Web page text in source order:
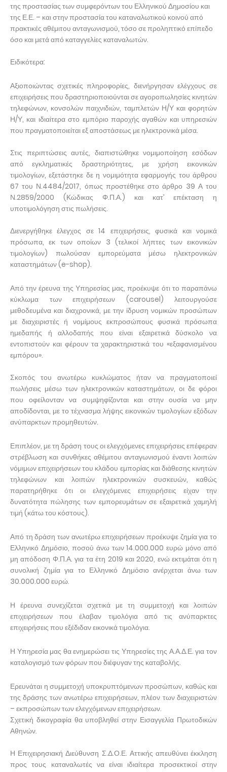
της προστασίας των συμφερόντων του Ελληνικού Δημοσίου και
της Ε.Ε. – και στην προστασία του καταναλωτικού κοινού από
πρακτικές αθέμιτου ανταγωνισμού, τόσο σε προληπτικό επίπεδο
όσο και μετά από καταγγελίες καταναλωτών.
Ειδικότερα:
Αξιοποιώντας σχετικές πληροφορίες, διενήργησαν ελέγχους σε
επιχειρήσεις που δραστηριοποιούνται σε αγοροπωλησίες κινητών
τηλεφώνων, κονσολών παιχνιδιών, ταμπλετών Η/Υ και φορητών
Η/Υ, και ιδιαίτερα στο εμπόριο παροχής αγαθών και υπηρεσιών
που πραγματοποιείται εξ αποστάσεως με ηλεκτρονικά μέσα.
Στις περιπτώσεις αυτές, διαπιστώθηκε νομιμοποίηση εσόδων
από εγκληματικές δραστηριότητες, με χρήση εικονικών
τιμολογίων, εξετάστηκε δε η νομιμότητα εφαρμογής του άρθρου
67 του Ν.4484/2017, όπως προστέθηκε στο άρθρο 39 Α του
Ν.2859/2000 (Κώδικας Φ.Π.Α.) και κατ’ επέκταση η
υποτιμολόγηση στις πωλήσεις.
Διενεργήθηκε έλεγχος σε 14 επιχειρήσεις, φυσικά και νομικά
πρόσωπα, εκ των οποίων 3 (τελικοί λήπτες των εικονικών
τιμολογίων) πωλούσαν εμπορεύματα μέσω ηλεκτρονικών
καταστημάτων (e-shop).
Από την έρευνα της Υπηρεσίας μας, προέκυψε ότι το παραπάνω
κύκλωμα των επιχειρήσεων (carousel) λειτουργούσε
μεθοδευμένα και διαχρονικά, με την ίδρυση νομικών προσώπων
με διαχειριστές ή νομίμους εκπροσώπους φυσικά πρόσωπα
ημεδαπής ή αλλοδαπής που είναι εξαιρετικά δύσκολο να
εντοπιστούν και φέρουν τα χαρακτηριστικά του «εξαφανισμένου
εμπόρου».
Σκοπός του ανωτέρω κυκλώματος ήταν να πραγματοποιεί
πωλήσεις μέσω των ηλεκτρονικών καταστημάτων, οι δε φόροι
που οφείλονταν να συμψηφίζονται και στην ουσία να μην
αποδίδονται, με το τέχνασμα λήψης εικονικών τιμολογίων εξόδων
ανύπαρκτων προμηθευτών.
Επιπλέον, με τη δράση τους οι ελεγχόμενες επιχειρήσεις επέφεραν
στρέβλωση και συνθήκες αθέμιτου ανταγωνισμού έναντι λοιπών
νόμιμων επιχειρήσεων του κλάδου εμπορίας και διάθεσης κινητών
τηλεφώνων και λοιπών ηλεκτρονικών συσκευών, καθώς
παρατηρήθηκε ότι οι ελεγχόμενες επιχειρήσεις είχαν την
δυνατότητα πώλησης των εμπορευμάτων σε εξαιρετικά χαμηλή
τιμή (κάτω του κόστους).
Από τη δράση των ανωτέρω επιχειρήσεων προέκυψε ζημία για το
Ελληνικό Δημόσιο, ποσού άνω των 14.000.000 ευρώ μόνο από
μη απόδοση Φ.Π.Α. για τα έτη 2019 και 2020, ενώ εκτιμάται ότι η
συνολική ζημία για το Ελληνικό Δημόσιο ανέρχεται άνω των
30.000.000 ευρώ.
Η έρευνα συνεχίζεται σχετικά με τη συμμετοχή και λοιπών
επιχειρήσεων που έλαβαν τιμολόγια από τις ανύπαρκτες
επιχειρήσεις που εξέδιδαν εικονικά τιμολόγια.
Η Υπηρεσία μας θα ενημερώσει τις Υπηρεσίες της Α.Α.Δ.Ε. για τον
καταλογισμό των φόρων που διέφυγαν της καταβολής.
Ερευνάται η συμμετοχή υποκρυπτόμενων προσώπων, καθώς και
της δράσης των ανωτέρω επιχειρήσεων, πλέον των διαχειριστών
– εκπροσώπων των ελεγχόμενων επιχειρήσεων.
Σχετική δικογραφία θα υποβληθεί στην Εισαγγελία Πρωτοδικών
Αθηνών.
Η Επιχειρησιακή Διεύθυνση Σ.Δ.Ο.Ε. Αττικής απευθύνει έκκληση
προς τους καταναλωτές να είναι ιδιαίτερα προσεκτικοί στην